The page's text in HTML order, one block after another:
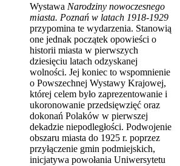
Wystawa Narodziny nowoczesnego
miasta. Poznań w latach 1918-1929
przypomina te wydarzenia. Stanowią
one jednak początek opowieści o
historii miasta w pierwszych
dziesięciu latach odzyskanej
wolności. Jej koniec to wspomnienie
o Powszechnej Wystawy Krajowej,
której celem było zaprezentowanie i
ukoronowanie przedsięwzięć oraz
dokonań Polaków w pierwszej
dekadzie niepodległości. Podwojenie
obszaru miasta do 1925 r. poprzez
przyłączenie gmin podmiejskich,
inicjatywa powołania Uniwersytetu